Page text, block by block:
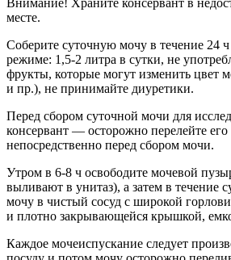
месте.
Соберите суточную мочу в течение 24
режиме: 1,5-2 литра в сутки, не
фрукты, которые могут изменить цвет
и пр.), не принимайте диуретики.
Перед сбором суточной мочи для
консервант — осторожно перелейте его
непосредственно перед сбором мочи.
Утром в 6-8 ч освободите мочевой
выливают в унитаз), а затем в течение
мочу в чистый сосуд с широкой
и плотно закрывающейся крышкой,
Каждое мочеиспускание следует